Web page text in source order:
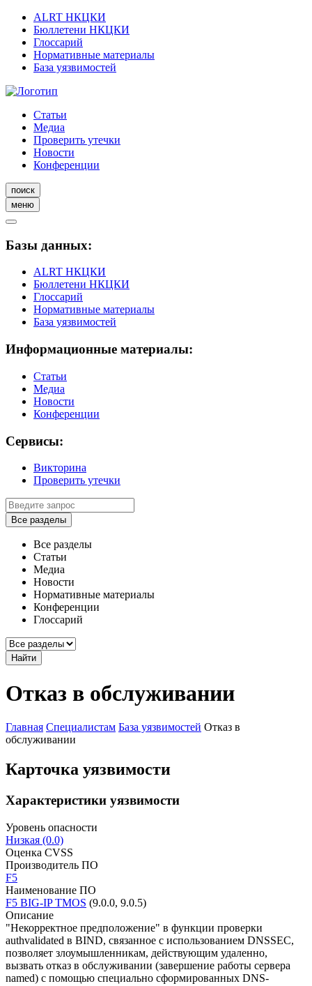
ALRT НКЦКИ
Бюллетени НКЦКИ
Глоссарий
Нормативные материалы
База уязвимостей
Статьи
Медиа
Проверить утечки
Новости
Конференции
поиск
меню
Базы данных:
ALRT НКЦКИ
Бюллетени НКЦКИ
Глоссарий
Нормативные материалы
База уязвимостей
Информационные материалы:
Статьи
Медиа
Новости
Конференции
Сервисы:
Викторина
Проверить утечки
Все разделы
Все разделы
Статьи
Медиа
Новости
Нормативные материалы
Конференции
Глоссарий
Найти
Отказ в обслуживании
Главная Специалистам База уязвимостей Отказ в
обслуживании
Карточка уязвимости
Характеристики уязвимости
Уровень опасности
Низкая (0.0)
Оценка CVSS
Производитель ПО
F5
Наименование ПО
F5 BIG-IP TMOS (9.0.0, 9.0.5)
Описание
"Некорректное предположение" в функции проверки
authvalidated в BIND, связанное с использованием DNSSEC,
позволяет злоумышленникам, действующим удаленно,
вызвать отказ в обслуживании (завершение работы сервера
named) с помощью специально сформированных DNS-